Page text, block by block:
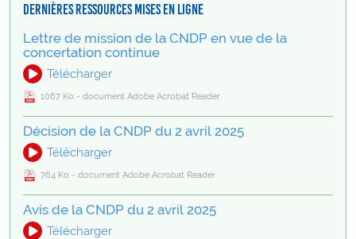
Dernières ressources mises en ligne
Lettre de mission de la CNDP en vue de la
concertation continue
Télécharger
1067 Ko - document Adobe Acrobat Reader
Décision de la CNDP du 2 avril 2025
Télécharger
764 Ko - document Adobe Acrobat Reader
Avis de la CNDP du 2 avril 2025
Télécharger